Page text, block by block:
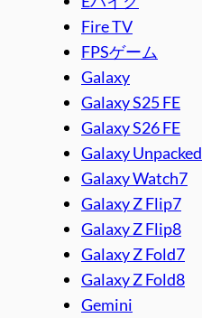
Fire TV
FPSゲーム
Galaxy
Galaxy S25 FE
Galaxy S26 FE
Galaxy Unpacked
Galaxy Watch7
Galaxy Z Flip7
Galaxy Z Flip8
Galaxy Z Fold7
Galaxy Z Fold8
Gemini